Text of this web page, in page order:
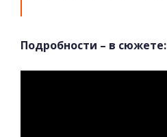
Подробности – в сюжете: